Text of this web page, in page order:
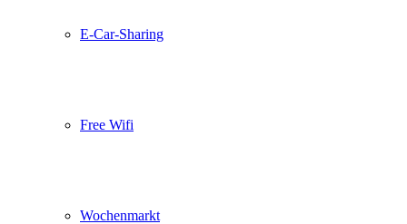
E-Car-Sharing
Free Wifi
Wochenmarkt